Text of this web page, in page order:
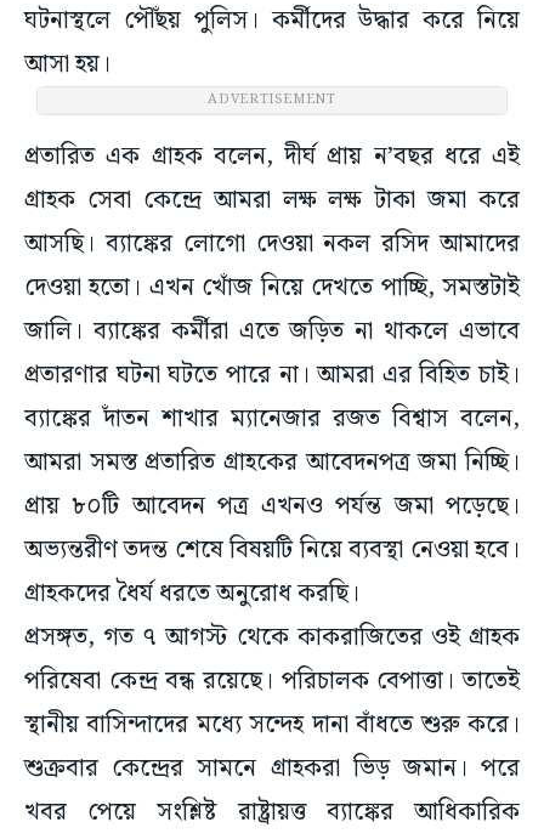
ঘটনাস্থলে পৌঁছয় পুলিস। কর্মীদের উদ্ধার করে নিয়ে
আসা হয়।
ADVERTISEMENT
প্রতারিত এক গ্রাহক বলেন, দীর্ঘ প্রায় ন’বছর ধরে এই
গ্রাহক সেবা কেন্দ্রে আমরা লক্ষ লক্ষ টাকা জমা করে
আসছি। ব্যাঙ্কের লোগো দেওয়া নকল রসিদ আমাদের
দেওয়া হতো। এখন খোঁজ নিয়ে দেখতে পাচ্ছি, সমস্তটাই
জালি। ব্যাঙ্কের কর্মীরা এতে জড়িত না থাকলে এভাবে
প্রতারণার ঘটনা ঘটতে পারে না। আমরা এর বিহিত চাই।
ব্যাঙ্কের দাঁতন শাখার ম্যানেজার রজত বিশ্বাস বলেন,
আমরা সমস্ত প্রতারিত গ্রাহকের আবেদনপত্র জমা নিচ্ছি।
প্রায় ৮০টি আবেদন পত্র এখনও পর্যন্ত জমা পড়েছে।
অভ্যন্তরীণ তদন্ত শেষে বিষয়টি নিয়ে ব্যবস্থা নেওয়া হবে।
গ্রাহকদের ধৈর্য ধরতে অনুরোধ করছি।
প্রসঙ্গত, গত ৭ আগস্ট থেকে কাকরাজিতের ওই গ্রাহক
পরিষেবা কেন্দ্র বন্ধ রয়েছে। পরিচালক বেপাত্তা। তাতেই
স্থানীয় বাসিন্দাদের মধ্যে সন্দেহ দানা বাঁধতে শুরু করে।
শুক্রবার কেন্দ্রের সামনে গ্রাহকরা ভিড় জমান। পরে
খবর পেয়ে সংশ্লিষ্ট রাষ্ট্রায়ত্ত ব্যাঙ্কের আধিকারিক